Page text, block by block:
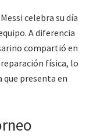
celebra su día
A diferencia
compartió en
física, lo
presenta en